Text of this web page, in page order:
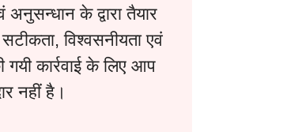
के द्वारा तैयार
विश्वसनीयता एवं
कार्रवाई के लिए आप
नहीं है।